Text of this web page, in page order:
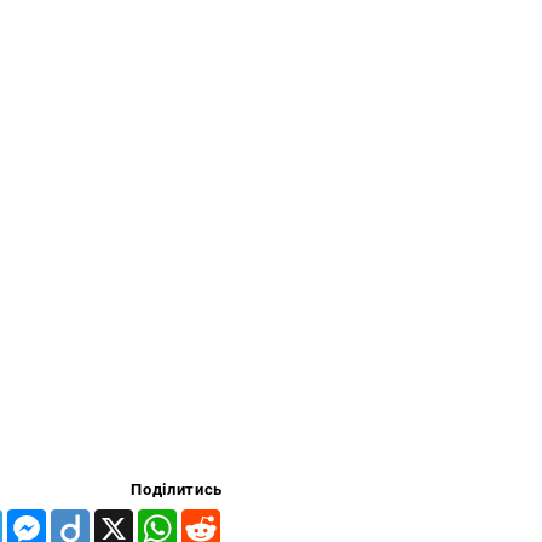
Поділитись
TelegramMessenger
Diigo X WhatsApp